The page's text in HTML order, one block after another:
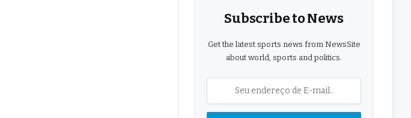
Subscribe to News
Get the latest sports news from NewsSite
about world, sports and politics.